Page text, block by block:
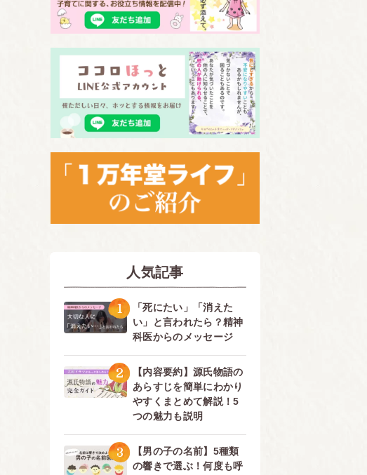
人気記事
1
「死にたい」「消えた
い」と言われたら？精神
科医からのメッセージ
2
【内容要約】源氏物語の
あらすじを簡単にわかり
やすくまとめて解説！5
つの魅力も説明
3
【男の子の名前】5種類
の響きで選ぶ！何度も呼